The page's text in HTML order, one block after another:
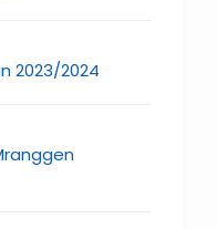
2023/2024